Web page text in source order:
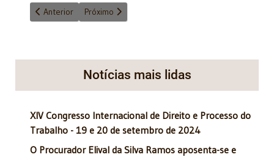
Artigo anterior: Manifesto da Academia Paulista de Letras
Anterior Próximo artigo: Convite para lançamento obra
Próximo
Notícias mais lidas
XIV Congresso Internacional de Direito e Processo do
Trabalho - 19 e 20 de setembro de 2024
O Procurador Elival da Silva Ramos aposenta-se e